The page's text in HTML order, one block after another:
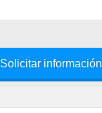
Solicitar información